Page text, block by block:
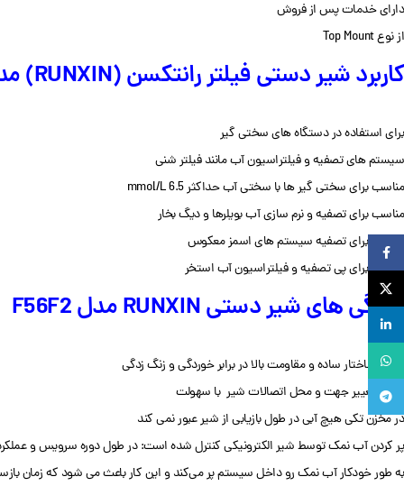
دارای خدمات پس از فروش
از نوع Top Mount
کاربرد شیر دستی فیلتر رانتکسن (RUNXIN) مدل F56F2
برای استفاده در دستگاه های سختی گیر
سیستم های تصفیه و فیلتراسیون آب مانند فیلتر شنی
مناسب برای سختی گیر ها با سختی آب حداکثر 6.5 mmol/L
مناسب برای تصفیه و نرم سازی آب بویلرها و دیگ بخار
مناسب برای تصفیه سیستم های اسمز معکوس
مناسب برای پی تصفیه و فیلتراسیون آب استخر
ویژگی های شیر دستی RUNXIN مدل F56F2
دارای ساختار ساده و مقاومت بالا در برابر خوردگی و زنگ زدگی
امکان تغییر جهت و محل اتصالات شیر با سهولت
در مخزن تکی هیچ آبی در طول بازیابی از شیر عبور نمی کند
پر کردن آب نمک توسط شیر الکترونیکی کنترل شده است: در طول دوره سرویس و
به طور خودکار آب نمک رو داخل سیستم پر می‌کند و این کار باعث می شود که زمان
Facebook
X
لینکدین
واتساپ
تلگرام